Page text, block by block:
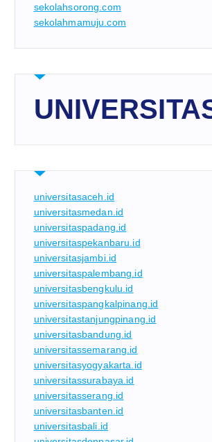
sekolahsorong.com
sekolahmamuju.com
universitasaceh.id
universitasmedan.id
universitaspadang.id
universitaspekanbaru.id
universitasjambi.id
universitaspalembang.id
universitasbengkulu.id
universitaspangkalpinang.id
universitastanjungpinang.id
universitasbandung.id
universitassemarang.id
universitasyogyakarta.id
universitassurabaya.id
universitasserang.id
universitasbanten.id
universitasbali.id